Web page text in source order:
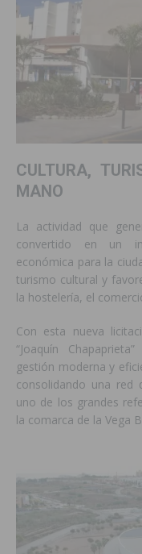
CULTURA,
MANO
La actividad que
convertido en un
económica para la
turismo cultural y
la hostelería, el
Con esta nueva
“Joaquín
gestión moderna y
consolidando una red
uno de los grandes
la comarca de la Vega